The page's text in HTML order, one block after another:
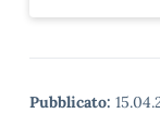
Pubblicato: